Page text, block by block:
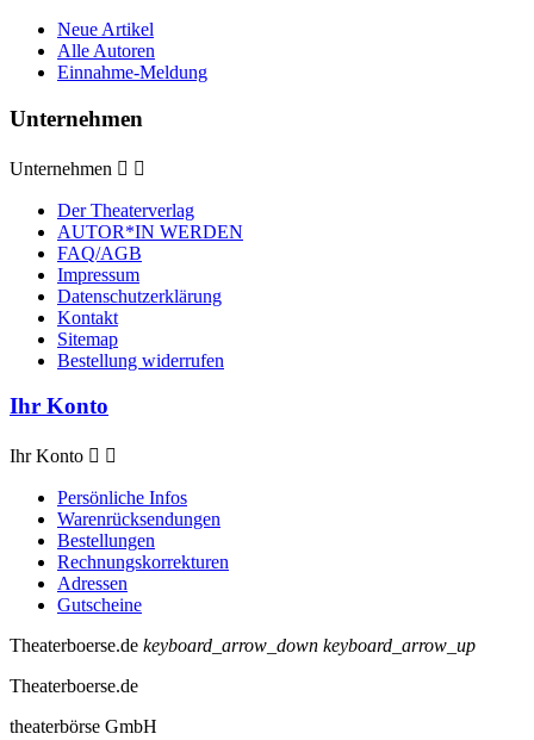
Neue Artikel
Alle Autoren
Einnahme-Meldung
Unternehmen
Unternehmen  
Der Theaterverlag
AUTOR*IN WERDEN
FAQ/AGB
Impressum
Datenschutzerklärung
Kontakt
Sitemap
Bestellung widerrufen
Ihr Konto
Ihr Konto  
Persönliche Infos
Warenrücksendungen
Bestellungen
Rechnungskorrekturen
Adressen
Gutscheine
Theaterboerse.de keyboard_arrow_down keyboard_arrow_up
Theaterboerse.de
theaterbörse GmbH